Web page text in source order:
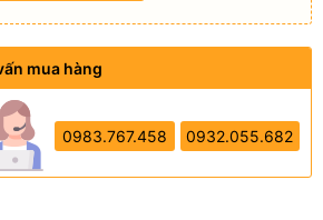
mua hàng
0983.767.458 0932.055.682